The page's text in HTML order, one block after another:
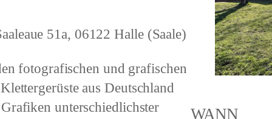
51a, 06122 Halle (Saale)
fotografischen und grafischen
aus Deutschland
unterschiedlichster
WANN